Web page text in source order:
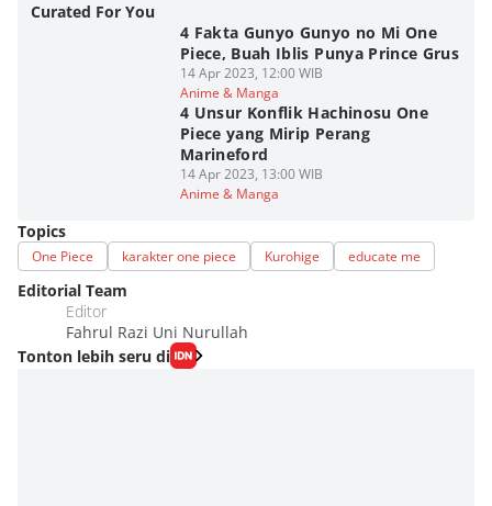
Curated For You
4 Fakta Gunyo Gunyo no Mi One
Piece, Buah Iblis Punya Prince Grus
14 Apr 2023, 12:00 WIB
Anime & Manga
4 Unsur Konflik Hachinosu One
Piece yang Mirip Perang
Marineford
14 Apr 2023, 13:00 WIB
Anime & Manga
Topics
One Piece karakter one piece Kurohige educate me
Editorial Team
Editor
Fahrul Razi Uni Nurullah
Tonton lebih seru di